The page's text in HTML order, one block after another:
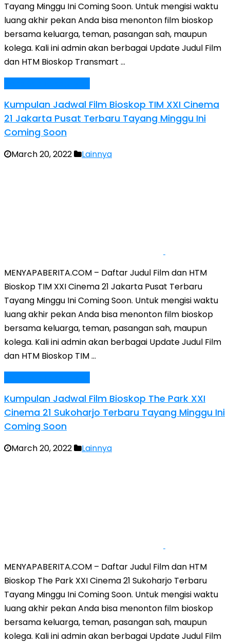
Tayang Minggu Ini Coming Soon. Untuk mengisi waktu
luang akhir pekan Anda bisa menonton film bioskop
bersama keluarga, teman, pasangan sah, maupun
kolega. Kali ini admin akan berbagai Update Judul Film
dan HTM Bioskop Transmart …
Kumpulan Jadwal Film Bioskop TIM XXI Cinema
21 Jakarta Pusat Terbaru Tayang Minggu Ini
Coming Soon
March 20, 2022 Lainnya
MENYAPABERITA.COM – Daftar Judul Film dan HTM
Bioskop TIM XXI Cinema 21 Jakarta Pusat Terbaru
Tayang Minggu Ini Coming Soon. Untuk mengisi waktu
luang akhir pekan Anda bisa menonton film bioskop
bersama keluarga, teman, pasangan sah, maupun
kolega. Kali ini admin akan berbagai Update Judul Film
dan HTM Bioskop TIM …
Kumpulan Jadwal Film Bioskop The Park XXI
Cinema 21 Sukoharjo Terbaru Tayang Minggu Ini
Coming Soon
March 20, 2022 Lainnya
MENYAPABERITA.COM – Daftar Judul Film dan HTM
Bioskop The Park XXI Cinema 21 Sukoharjo Terbaru
Tayang Minggu Ini Coming Soon. Untuk mengisi waktu
luang akhir pekan Anda bisa menonton film bioskop
bersama keluarga, teman, pasangan sah, maupun
kolega. Kali ini admin akan berbagai Update Judul Film